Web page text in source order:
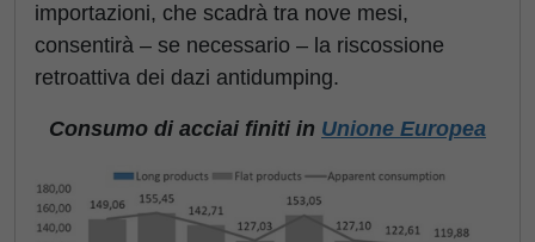
importazioni, che scadrà tra nove mesi,
consentirà – se necessario – la riscossione
retroattiva dei dazi antidumping.
Consumo di acciai finiti in Unione Europea